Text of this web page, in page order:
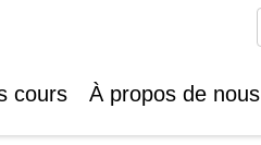
cours À propos de nous